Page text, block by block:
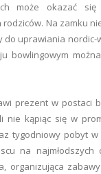
może okazać
Na zamku
do uprawiania
bowlingowym
prezent w postaci
nie kąpiąc się w
tygodniowy pobyt w
na
organizująca